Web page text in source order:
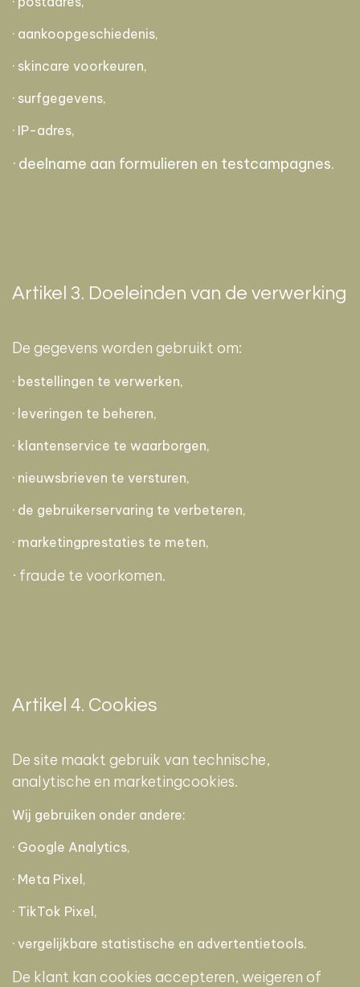
· aankoopgeschiedenis,
· skincare voorkeuren,
· surfgegevens,
· IP-adres,
· deelname aan formulieren en testcampagnes.
Artikel 3. Doeleinden van de verwerking
De gegevens worden gebruikt om:
· bestellingen te verwerken,
· leveringen te beheren,
· klantenservice te waarborgen,
· nieuwsbrieven te versturen,
· de gebruikerservaring te verbeteren,
· marketingprestaties te meten,
· fraude te voorkomen.
Artikel 4. Cookies
De site maakt gebruik van technische,
analytische en marketingcookies.
Wij gebruiken onder andere:
· Google Analytics,
· Meta Pixel,
· TikTok Pixel,
· vergelijkbare statistische en advertentietools.
De klant kan cookies accepteren, weigeren of